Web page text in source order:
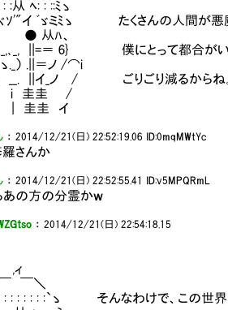
: : ::ﾐゝ
ミﾐゝ たくさんの人間が悪魔と
ﾊ、
6} 僕にとって都合がいい状
.||＝ノ /⌒i
||イ_ノ / ごりごり減るからね
圭 /
圭 イ
：2014/12/21(日) 22:52:19.06 ID:0mqMWtYc
さんか
：2014/12/21(日) 22:52:55.41 ID:v5MPQRmL
あの方の分霊かｗ
：2014/12/21(日) 22:54:18.15
＼
そんなわけで、この世界にも